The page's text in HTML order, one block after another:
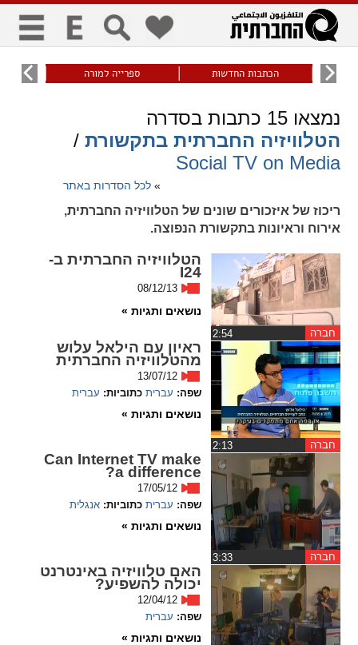
כללי
visibility_off
ביטול הבהובים ניווט מקלדת
zoom_out
התרחק
zoom_in
גופנים
remove_circle_outline
Decrease font
Increase font
spellcheck
ניגודיות צבעים
brightness_high
ניגודיות בהירה
brightness_low
קישורים
format_underlined
קו תחתי לקישורים
הכתבות החדשות ספרייה למורה עוני
נמצאו15 כתבות בסדרה
הטלוויזיה החברתית בתקשורת /
Social TV on Media
»לכל הסדרות באתר
ריכוז של איזכורים שונים של הטלוויזיה החברתית,
אירוח וראיונות בתקשורת הנפוצה.
חברה
הטלוויזיה החברתית ב-
I24
08/12/13
נושאים ותגיות »
חברה
ראיון עם הילאל עלוש
מהטלוויזיה החברתית
13/07/12
שפה: עברית כתוביות: עברית
נושאים ותגיות »
חברה
Can Internet TV make
a difference?
17/05/12
שפה: עברית כתוביות: אנגלית
נושאים ותגיות »
האם טלוויזיה באינטרנט
יכולה להשפיע?
12/04/12
שפה: עברית
נושאים ותגיות »